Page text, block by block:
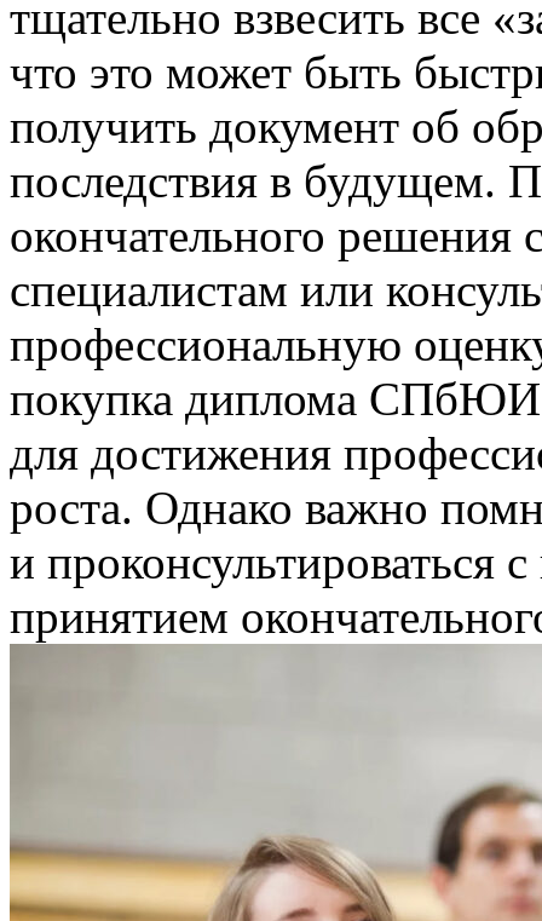
тщательно взвесить все
что это может быть
получить документ об
последствия в будущем.
окончательного решения
специалистам или
профессиональную
покупка диплома
для достижения
роста. Однако важно
и проконсультироваться
принятием